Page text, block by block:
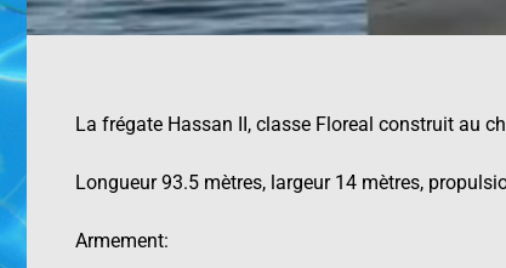
La frégate Hassan II, classe Floreal construit au
Longueur 93.5 mètres, largeur 14 mètres,
Armement: